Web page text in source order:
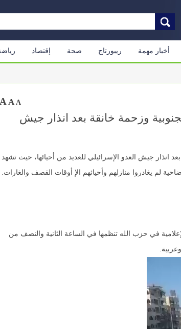
أخبار مهمة ريبورتاج صحة إقتصاد
A A A
وزحمة خانقة بعد انذار جيش
انذار جيش العدو الإسرائيلي للعديد من أحيائها، حيث تشهد
لم يغادروا منازلهم وأحيائهم الإ أوقات القصف والغارات.
في حزب الله تنظمها في الساعة الثانية والنصف من